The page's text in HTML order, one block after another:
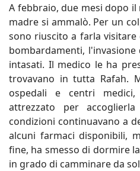
A febbraio, due mesi dopo
madre si ammalò. Per un
sono riuscito a farla
bombardamenti,
intasati. Il medico le ha
trovavano in tutta Rafah.
ospedali e centri
attrezzato per
condizioni continuavano a
alcuni farmaci disponibili,
fine, ha smesso di dormire
in grado di camminare da